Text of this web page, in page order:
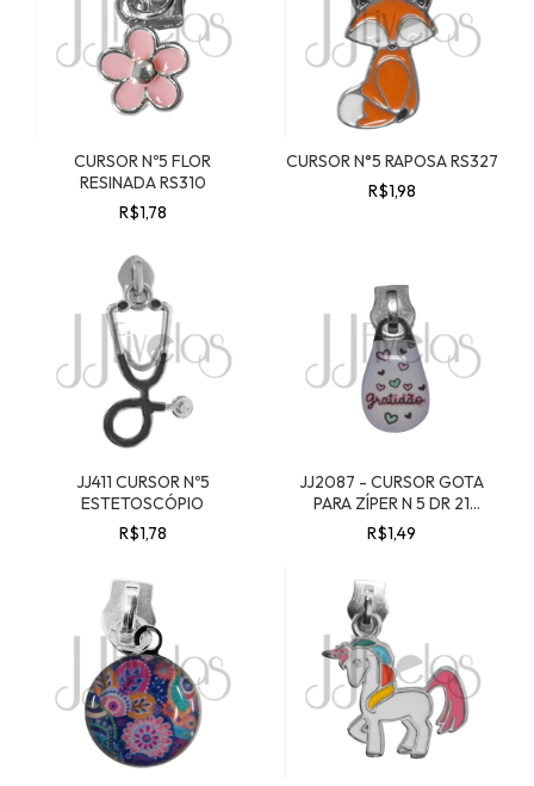
CURSOR Nº5 FLOR
RESINADA RS310
R$1,78
CURSOR N°5 RAPOSA RS327
R$1,98
JJ411 CURSOR Nº5
ESTETOSCÓPIO
R$1,78
JJ2087 - CURSOR GOTA
PARA ZÍPER N 5 DR 21
GRATIDÃO 32
R$1,49